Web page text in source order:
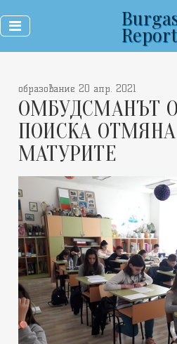
образование 20 апр. 2021
ОМБУДСМАНЪТ
ПОИСКА
МАТУРИТЕ